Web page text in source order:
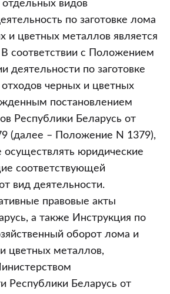
видов
по заготовке лома
и цветных металлов является
соответствии с Положением
деятельности по заготовке
черных и цветных
постановлением
Республики Беларусь от
(далее – Положение N 1379),
осуществлять юридические
соответствующей
вид деятельности.
правовые акты
а также Инструкция по
оборот лома и
цветных металлов,
Республики Беларусь от